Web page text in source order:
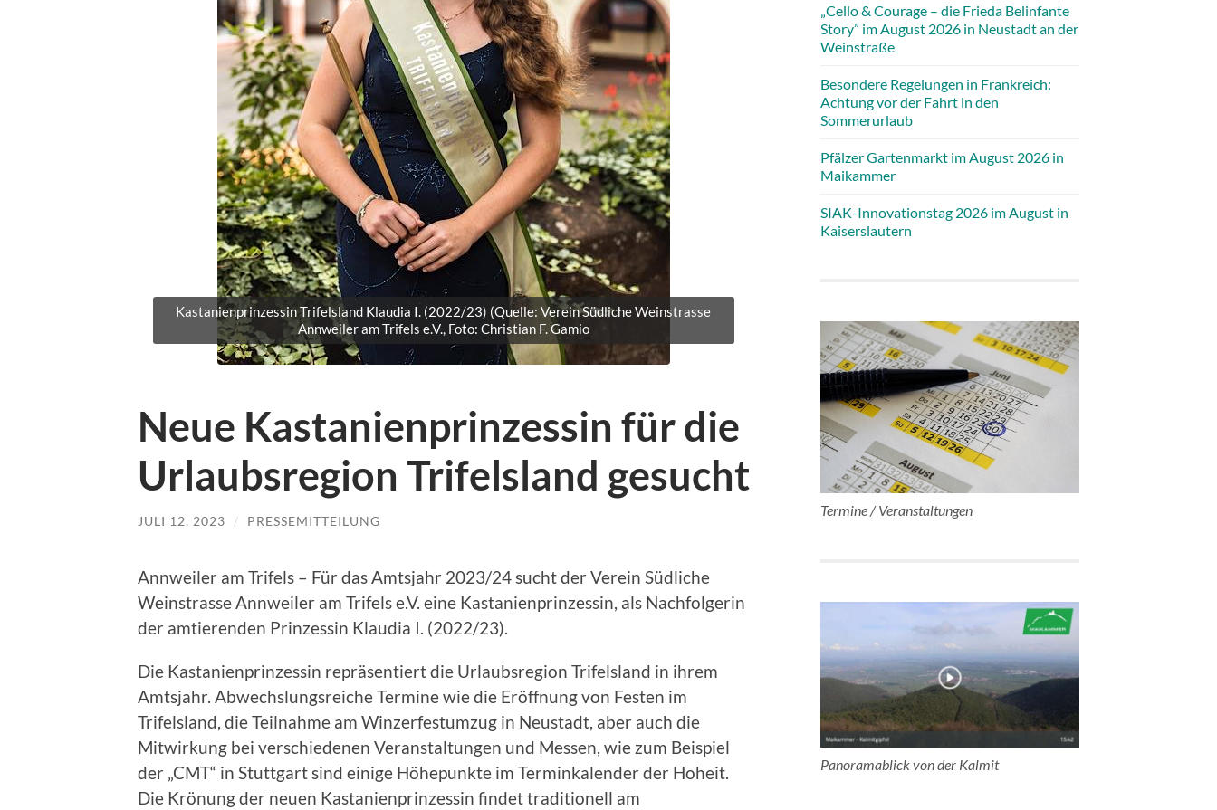
Kastanienprinzessin Trifelsland Klaudia I. (2022/23) (Quelle: Verein Südliche Weinstrasse
Annweiler am Trifels e.V., Foto: Christian F. Gamio
Neue Kastanienprinzessin für die
Urlaubsregion Trifelsland gesucht
JULI 12, 2023 / PRESSEMITTEILUNG
Annweiler am Trifels – Für das Amtsjahr 2023/24 sucht der Verein Südliche
Weinstrasse Annweiler am Trifels e.V. eine Kastanienprinzessin, als Nachfolgerin
der amtierenden Prinzessin Klaudia I. (2022/23).
Die Kastanienprinzessin repräsentiert die Urlaubsregion Trifelsland in ihrem
Amtsjahr. Abwechslungsreiche Termine wie die Eröffnung von Festen im
Trifelsland, die Teilnahme am Winzerfestumzug in Neustadt, aber auch die
Mitwirkung bei verschiedenen Veranstaltungen und Messen, wie zum Beispiel
der „CMT“ in Stuttgart sind einige Höhepunkte im Terminkalender der Hoheit.
Die Krönung der neuen Kastanienprinzessin findet traditionell am
„Cello & Courage – die Frieda Belinfante
Story” im August 2026 in Neustadt an der
Weinstraße
Besondere Regelungen in Frankreich:
Achtung vor der Fahrt in den
Sommerurlaub
Pfälzer Gartenmarkt im August 2026 in
Maikammer
SIAK-Innovationstag 2026 im August in
Kaiserslautern
Termine / Veranstaltungen
Panoramablick von der Kalmit